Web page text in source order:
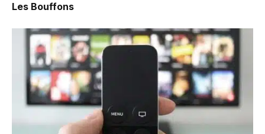
Les Bouffons